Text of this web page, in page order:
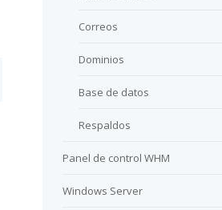
Correos
Dominios
Base de datos
Respaldos
Panel de control WHM
Windows Server